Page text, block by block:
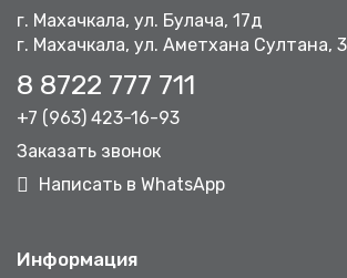
г. Махачкала, ул. Булача, 17д
г. Махачкала, ул. Аметхана Султана,
8 8722 777 711
+7 (963) 423-16-93
Заказать звонок
Написать в WhatsApp
Информация